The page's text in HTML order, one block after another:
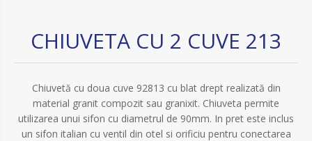
CHIUVETA CU 2 CUVE 213
Chiuvetă cu doua cuve 92813 cu blat drept realizată din
material granit compozit sau granixit. Chiuveta permite
utilizarea unui sifon cu diametrul de 90mm. In pret este inclus
un sifon italian cu ventil din otel si orificiu pentru conectarea